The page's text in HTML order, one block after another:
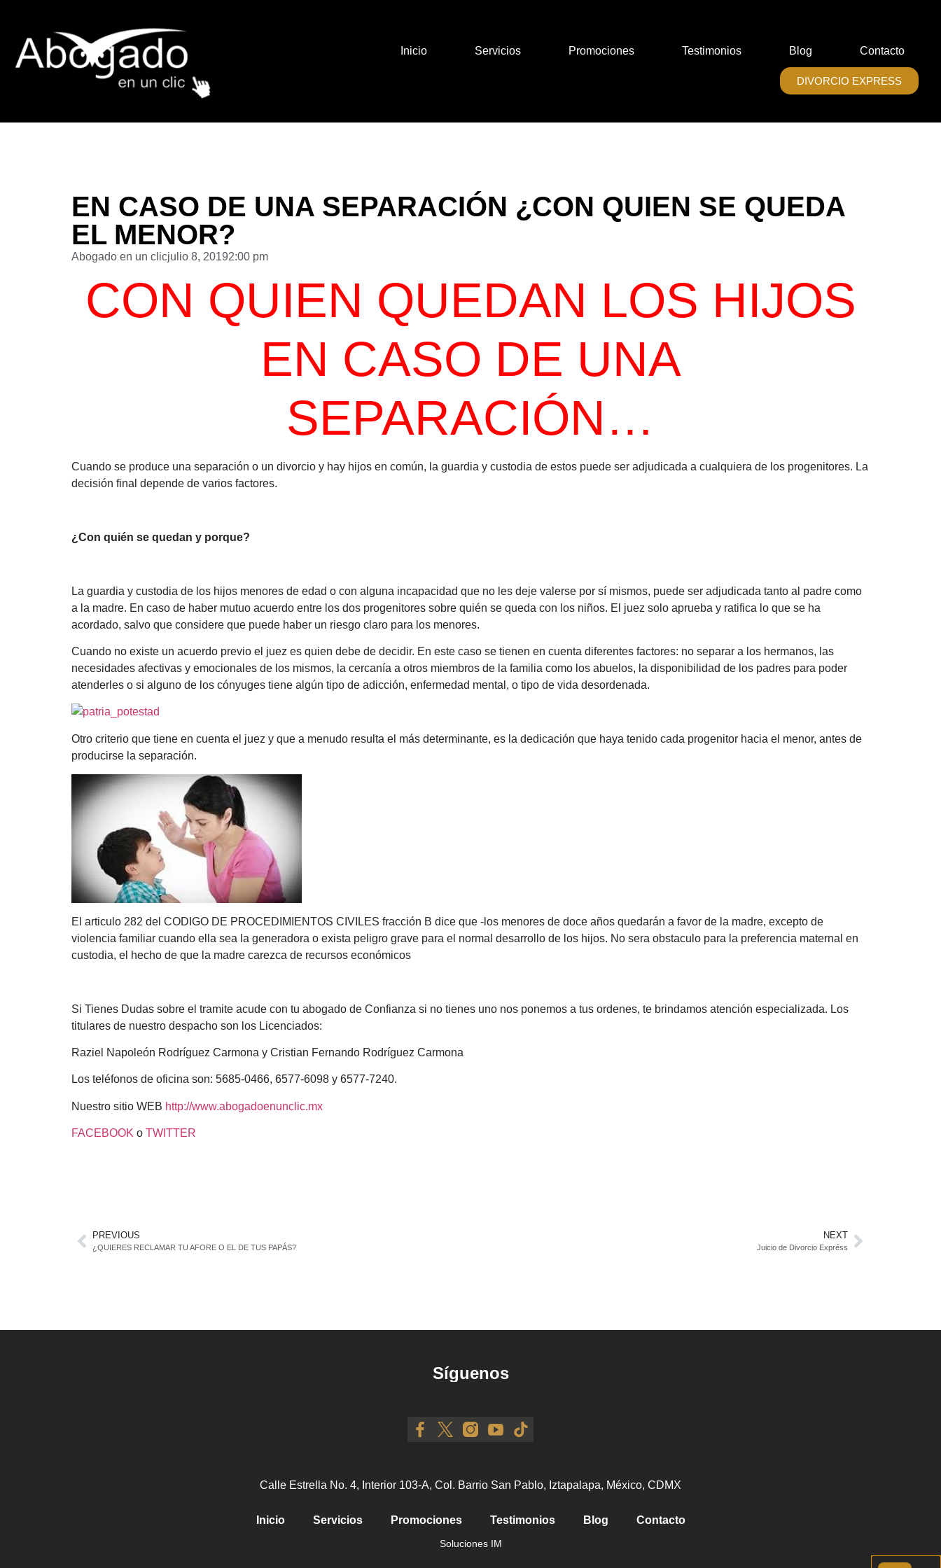
Inicio Servicios Promociones Testimonios Blog Contacto
DIVORCIO EXPRESS
EN CASO DE UNA SEPARACIÓN ¿CON QUIEN SE QUEDA
EL MENOR?
Abogado en un clicjulio 8, 20192:00 pm
CON QUIEN QUEDAN LOS HIJOS
EN CASO DE UNA
SEPARACIÓN…
Cuando se produce una separación o un divorcio y hay hijos en común, la guardia y custodia de estos puede ser adjudicada a cualquiera de los progenitores. La
decisión final depende de varios factores.
¿Con quién se quedan y porque?
La guardia y custodia de los hijos menores de edad o con alguna incapacidad que no les deje valerse por sí mismos, puede ser adjudicada tanto al padre como
a la madre. En caso de haber mutuo acuerdo entre los dos progenitores sobre quién se queda con los niños. El juez solo aprueba y ratifica lo que se ha
acordado, salvo que considere que puede haber un riesgo claro para los menores.
Cuando no existe un acuerdo previo el juez es quien debe de decidir. En este caso se tienen en cuenta diferentes factores: no separar a los hermanos, las
necesidades afectivas y emocionales de los mismos, la cercanía a otros miembros de la familia como los abuelos, la disponibilidad de los padres para poder
atenderles o si alguno de los cónyuges tiene algún tipo de adicción, enfermedad mental, o tipo de vida desordenada.
Otro criterio que tiene en cuenta el juez y que a menudo resulta el más determinante, es la dedicación que haya tenido cada progenitor hacia el menor, antes de
producirse la separación.
El articulo 282 del CODIGO DE PROCEDIMIENTOS CIVILES fracción B dice que -los menores de doce años quedarán a favor de la madre, excepto de
violencia familiar cuando ella sea la generadora o exista peligro grave para el normal desarrollo de los hijos. No sera obstaculo para la preferencia maternal en
custodia, el hecho de que la madre carezca de recursos económicos
Si Tienes Dudas sobre el tramite acude con tu abogado de Confianza si no tienes uno nos ponemos a tus ordenes, te brindamos atención especializada. Los
titulares de nuestro despacho son los Licenciados:
Raziel Napoleón Rodríguez Carmona y Cristian Fernando Rodríguez Carmona
Los teléfonos de oficina son: 5685-0466, 6577-6098 y 6577-7240.
Nuestro sitio WEB http://www.abogadoenunclic.mx
FACEBOOK o TWITTER
PREVIOUS
¿QUIERES RECLAMAR TU AFORE O EL DE TUS PAPÁS?
NEXT
Juicio de Divorcio Expréss
Síguenos
Calle Estrella No. 4, Interior 103-A, Col. Barrio San Pablo, Iztapalapa, México, CDMX
Inicio Servicios Promociones Testimonios Blog Contacto
Soluciones IM